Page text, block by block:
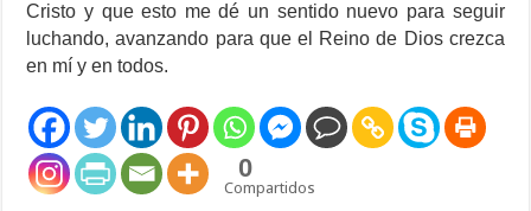
Cristo y que esto me dé un sentido nuevo para seguir
luchando, avanzando para que el Reino de Dios crezca
en mí y en todos.
0
Compartidos